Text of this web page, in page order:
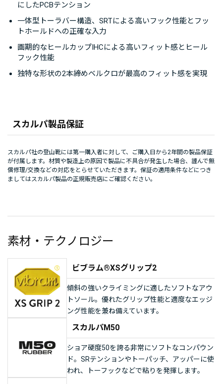
スカルパ製品保証
スカルパ社の登山靴には第一購入者に対して、ご購入日から2年間の製品保証
が付属します。材質や製造上の原因で製品に不具合が発生した場合、謹んで無
償修理/交換などの対応をとらせていただきます。保証の適用条件などにつき
ましてはスカルパ製品の正規販売店にご確認ください。
にしたPCBテンション
一体型トーラバー構造、SRTによる高いフック性能とフッ
トホールドへの正確な入力
画期的なヒールカップIHCによる高いフィット感とヒール
フック性能
独特な形状の2本締めベルクロが最高のフィット感を実現
素材・テクノロジー
ビブラム®XSグリップ2
傾斜の強いクライミングに適したソフトなアウ
トソール。優れたグリップ性能と適度なエッジ
ング性能を兼ね備えています。
スカルパM50
ショア硬度50を誇る非常にソフトなコンパウン
ド。SRテンションやトーパッチ、アッパーに使
われ、トーフックなどで粘りを発揮します。